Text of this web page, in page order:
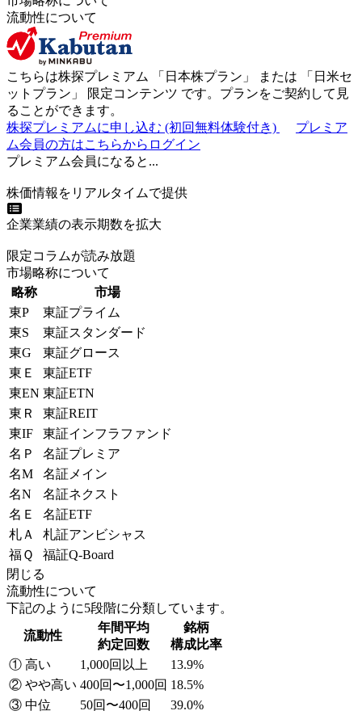
流動性について
こちらは株探プレミアム 「 日本株プラン 」 または 「 日米セ
ットプラン 」 限定コンテンツ です。プランをご契約して見
ることができます。
株探プレミアムに申し込む (初回無料体験付き)
プレミア
ム会員の方はこちらからログイン
プレミアム会員になると...
株価情報をリアルタイムで提供
企業業績の表示期数を拡大
限定コラムが読み放題
市場略称について
略称
市場
東P
東証プライム
東S
東証スタンダード
東G
東証グロース
東Ｅ
東証ETF
東EN 東証ETN
東Ｒ
東証REIT
東IF
東証インフラファンド
名Ｐ
名証プレミア
名M
名証メイン
名N
名証ネクスト
名Ｅ
名証ETF
札Ａ
札証アンビシャス
福Ｑ
福証Q-Board
閉じる
流動性について
下記のように5段階に分類しています。
流動性
年間平均
約定回数
銘柄
構成比率
① 高い
1,000回以上
13.9%
② やや高い 400回〜1,000回 18.5%
③ 中位
50回〜400回
39.0%